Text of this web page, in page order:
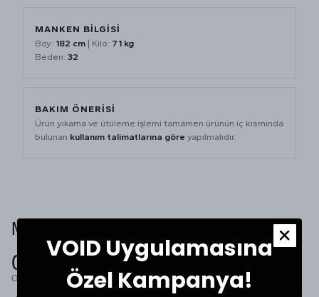
MANKEN BİLGİSİ
Boy: 182 cm | Kilo: 71 kg
Beden: 32
BAKIM ÖNERİSİ
Ürün yıkama ve ütüleme işlemi tamamen ürünün iç kısmında
bulunan kullanım talimatlarına göre yapılmalıdır.
Müşteri Yorumları
0.0
Ortalama Puan
VOID Uygulamasına
Özel Kampanya!